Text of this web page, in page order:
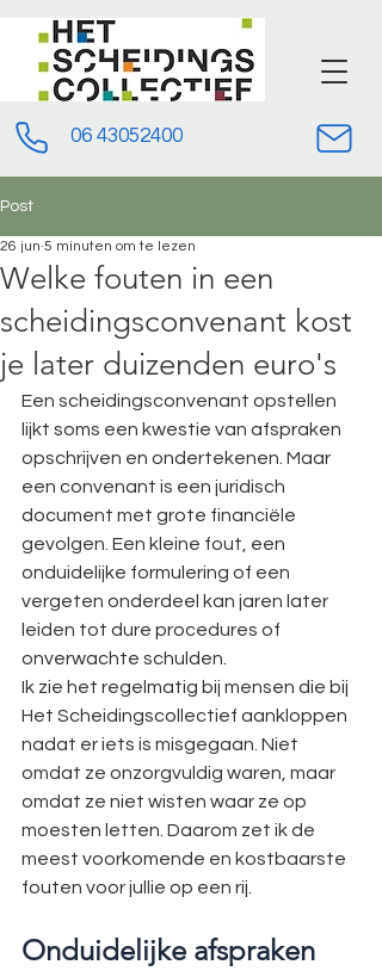
06 43052400
Post
Welke fouten in een
scheidingsconvenant kost
je later duizenden euro's
26 jun 5 minuten om te lezen
Een scheidingsconvenant opstellen
lijkt soms een kwestie van afspraken
opschrijven en ondertekenen. Maar
een convenant is een juridisch
document met grote financiële
gevolgen. Een kleine fout, een
onduidelijke formulering of een
vergeten onderdeel kan jaren later
leiden tot dure procedures of
onverwachte schulden.
Ik zie het regelmatig bij mensen die bij
Het Scheidingscollectief aankloppen
nadat er iets is misgegaan. Niet
omdat ze onzorgvuldig waren, maar
omdat ze niet wisten waar ze op
moesten letten. Daarom zet ik de
meest voorkomende en kostbaarste
fouten voor jullie op een rij.
Onduidelijke afspraken